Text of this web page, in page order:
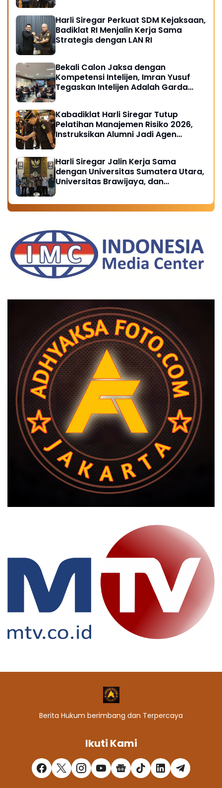
Harli Siregar Perkuat SDM Kejaksaan,
Badiklat RI Menjalin Kerja Sama
Strategis dengan LAN RI
Bekali Calon Jaksa dengan
Kompetensi Intelijen, Imran Yusuf
Tegaskan Intelijen Adalah Garda
Kabadiklat Harli Siregar Tutup
Pelatihan Manajemen Risiko 2026,
Instruksikan Alumni Jadi Agen
Harli Siregar Jalin Kerja Sama
dengan Universitas Sumatera Utara,
Universitas Brawijaya, dan
Peluang Pegawai Kejaksaan RI
Tempuh Pendidikan Doktor (S3)
Berita Hukum berimbang dan Terpercaya
Ikuti Kami